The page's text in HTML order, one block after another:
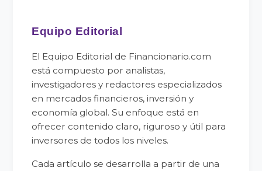
Equipo Editorial
El Equipo Editorial de Financionario.com
está compuesto por analistas,
investigadores y redactores especializados
en mercados financieros, inversión y
economía global. Su enfoque está en
ofrecer contenido claro, riguroso y útil para
inversores de todos los niveles.
Cada artículo se desarrolla a partir de una